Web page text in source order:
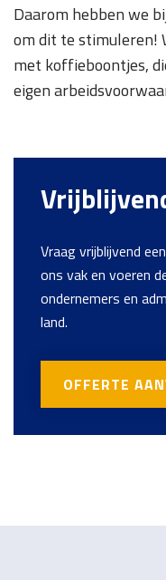
Daarom hebben we
om dit te stimuleren!
met koffieboontjes,
eigen
Vraag vrijblijvend
ons vak en voeren
ondernemers en
land.
OFFERTE